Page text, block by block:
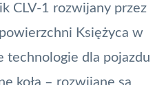
CLV-1 rozwijany przez
Księżyca w
technologie dla pojazdu
koła – rozwijane są